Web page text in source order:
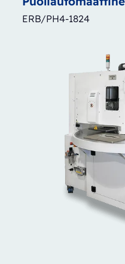
ERB/PH4-1824